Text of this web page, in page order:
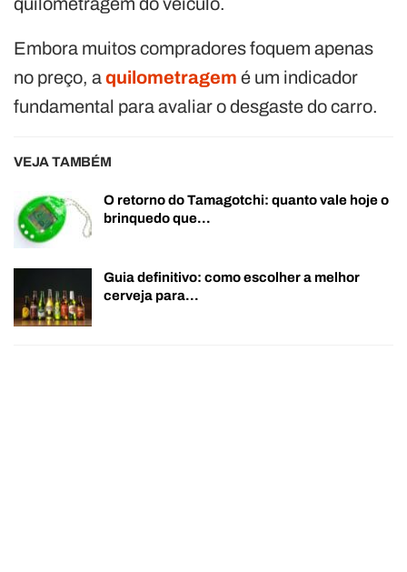
Embora muitos compradores foquem apenas
no preço, aquilometragem é um indicador
fundamental para avaliar o desgaste do carro.
VEJA TAMBÉM
O retorno do Tamagotchi: quanto vale hoje o
brinquedo que…
Guia definitivo: como escolher a melhor
cerveja para…